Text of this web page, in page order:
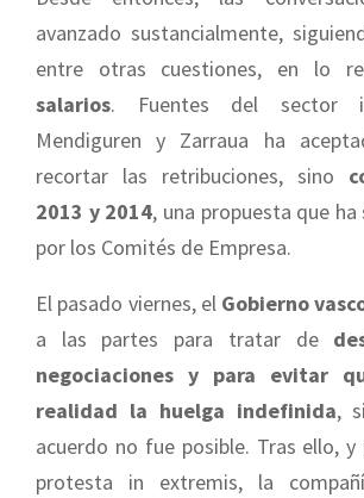
avanzado sustancialmente,
entre otras cuestiones, en lo
salarios. Fuentes del sector
Mendiguren y Zarraua ha
recortar las retribuciones, sino
2013 y 2014, una propuesta que
por los Comités de Empresa.
El pasado viernes, el Gobierno
a las partes para tratar de
negociaciones y para evitar
realidad la huelga indefinida,
acuerdo no fue posible. Tras ello,
protesta in extremis, la